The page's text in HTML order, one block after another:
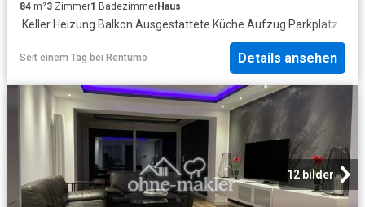
84 m²3 Zimmer1 BadezimmerHaus
·Keller·Heizung·Balkon·Ausgestattete Küche·Aufzug·Parkplatz
Seit einem Tag bei Rentumo Details ansehen
12 bilder